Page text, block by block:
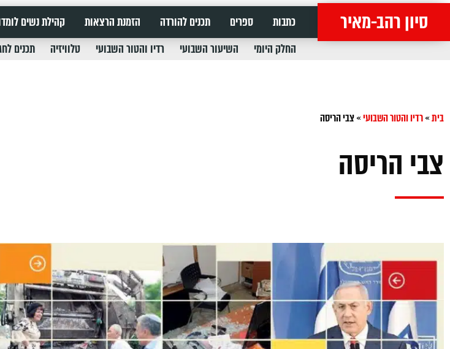
סיון רהב-מאיר כתבות ספרים תכנים להורדה הזמנת הרצאות קהילת נשים
החלק היומי
השיעור השבועי רדיו והטור השבועי טלוויזיה תכנים
בית»רדיו והטור השבועי»צבי הריסה
צבי הריסה